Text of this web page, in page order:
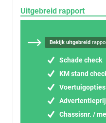
Uitgebreid rapport
Bekijk uitgebreid
Schade check
KM stand
Voertuigopties
Chassisnr. /